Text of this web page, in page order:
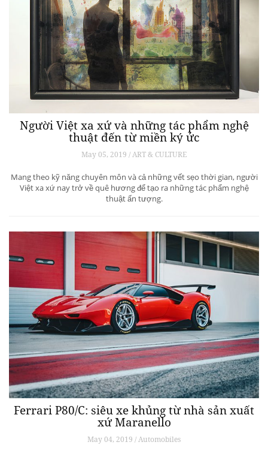
Người Việt xa xứ và những tác phẩm nghệ
thuật đến từ miền ký ức
May 05, 2019 / ART & CULTURE
Mang theo kỹ năng chuyên môn và cả những vết sẹo thời gian, người
Việt xa xứ nay trở về quê hương để tạo ra những tác phẩm nghệ
thuật ấn tượng.
Ferrari P80/C: siêu xe khủng từ ​​nhà sản xuất
xứ Maranello
May 04, 2019 / Automobiles